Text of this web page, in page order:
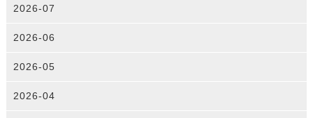
2026-07
2026-06
2026-05
2026-04